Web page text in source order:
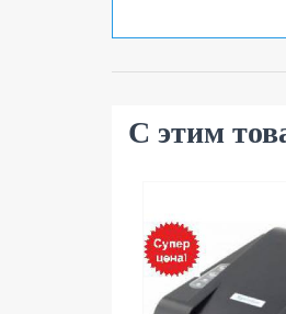
С этим